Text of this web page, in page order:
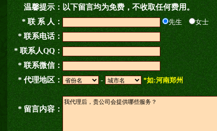
温馨提示：以下留言均为免费，不收取任何费用。
* 联 系 人：
先生 女士
* 联系电话：
* 联系人QQ：
* 联系微信：
* 代理地区：
- *如:河南郑州
* 留言内容：